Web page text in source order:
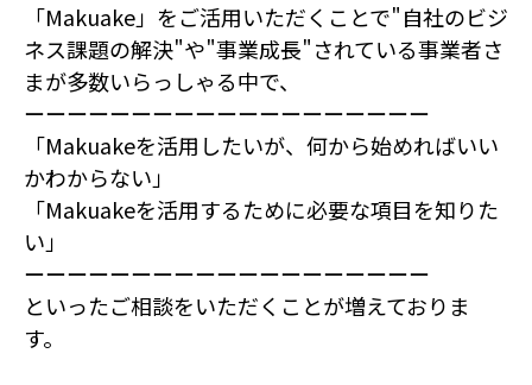
「Makuake」をご活用いただくことで"自社のビジ
ネス課題の解決"や"事業成長"されている事業者さ
まが多数いらっしゃる中で、
ーーーーーーーーーーーーーーーーーーー
「Makuakeを活用したいが、何から始めればいい
かわからない」
「Makuakeを活用するために必要な項目を知りた
い」
ーーーーーーーーーーーーーーーーーーー
といったご相談をいただくことが増えておりま
す。